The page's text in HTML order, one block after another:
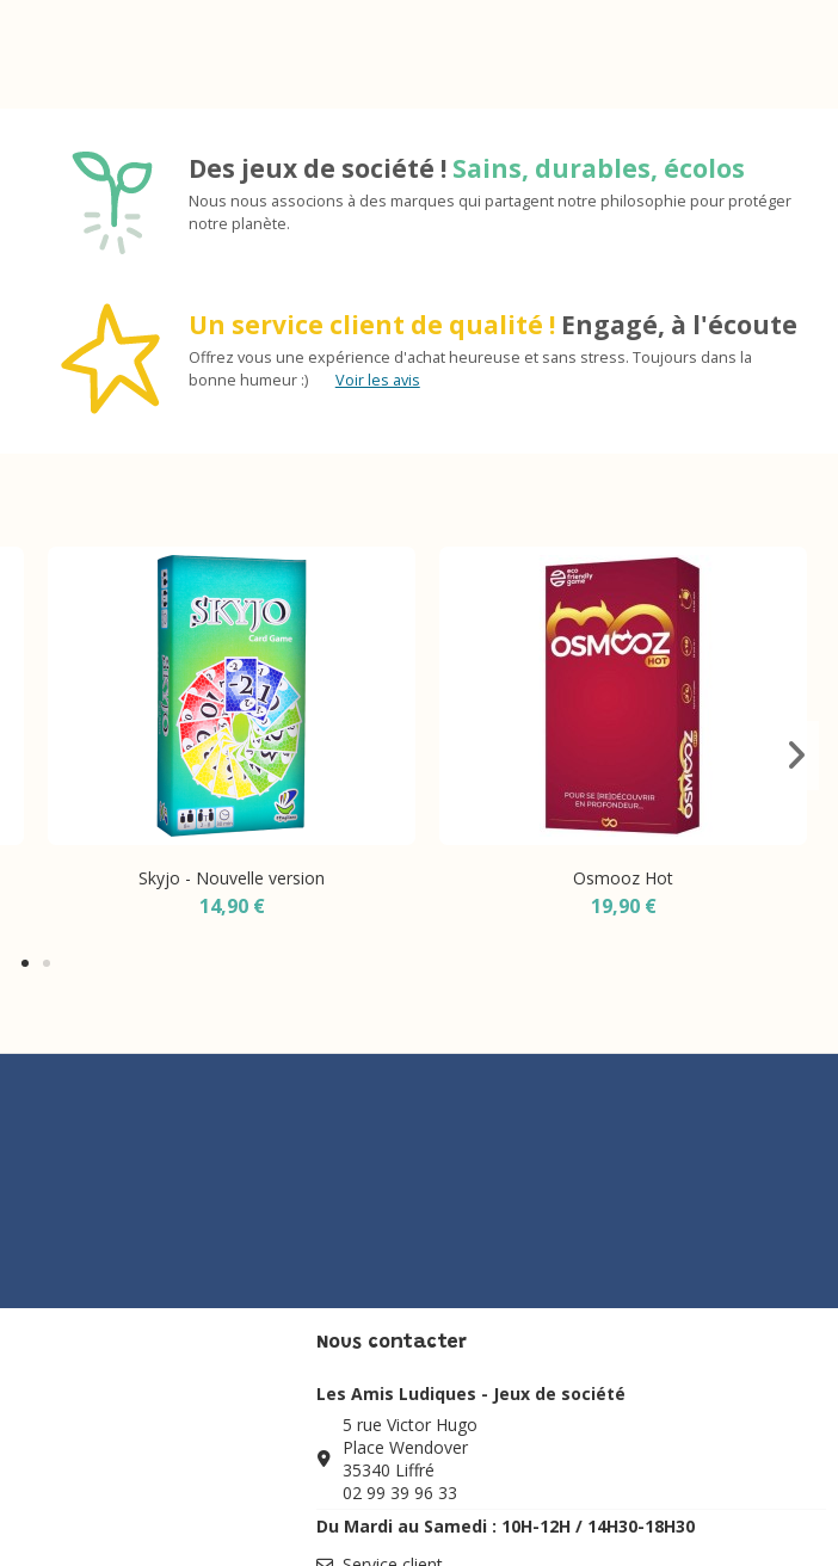
Des jeux de société ! Sains, durables, écolos
Nous nous associons à des marques qui partagent notre philosophie pour protéger
notre planète.
Un service client de qualité ! Engagé, à l'écoute
Offrez vous une expérience d'achat heureuse et sans stress. Toujours dans la
bonne humeur :)
Voir les avis
Skyjo - Nouvelle version
14,90 €
Osmooz Hot
19,90 €
Nous contacter
Les Amis Ludiques - Jeux de société
5 rue Victor Hugo
Place Wendover
35340 Liffré
02 99 39 96 33
Du Mardi au Samedi : 10H-12H / 14H30-18H30